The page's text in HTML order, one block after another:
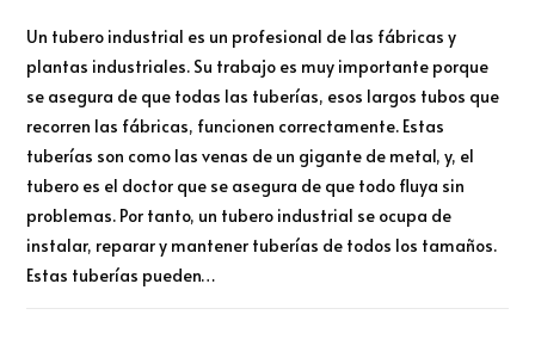
Un tubero industrial es un profesional de las fábricas y
plantas industriales. Su trabajo es muy importante porque
se asegura de que todas las tuberías, esos largos tubos que
recorren las fábricas, funcionen correctamente. Estas
tuberías son como las venas de un gigante de metal, y, el
tubero es el doctor que se asegura de que todo fluya sin
problemas. Por tanto, un tubero industrial se ocupa de
instalar, reparar y mantener tuberías de todos los tamaños.
Estas tuberías pueden…